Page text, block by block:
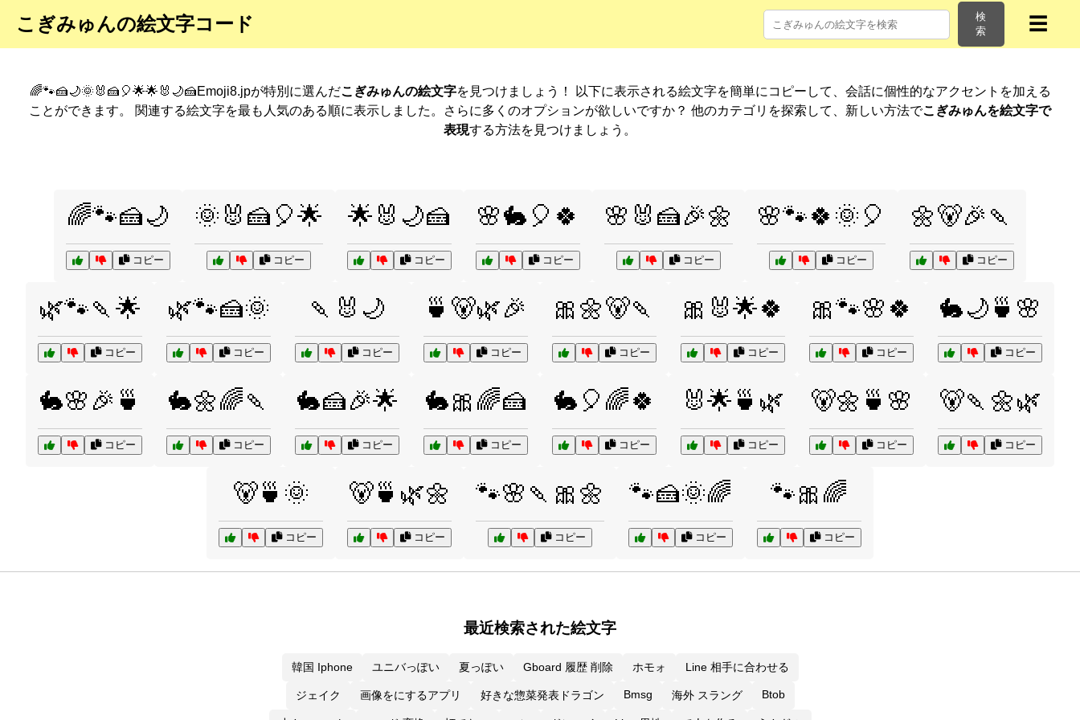
こぎみゅんの絵文字コード
検
索
☰
🌈🐾🍰🌙🌞🐰🍰🎈🌟🌟🐰🌙🍰Emoji8.jpが特別に選んだこぎみゅんの絵文字を見つけましょう！ 以下に表示される絵文字を簡単にコピーして、会話に個性的なアクセントを加える
ことができます。 関連する絵文字を最も人気のある順に表示しました。さらに多くのオプションが欲しいですか？ 他のカテゴリを探索して、新しい方法でこぎみゅんを絵文字で
表現する方法を見つけましょう。
🌈🐾🍰🌙
コピー
🌞🐰🍰🎈🌟
コピー
🌟🐰🌙🍰
コピー
🌸🐇🎈🍀
コピー
🌸🐰🍰🎉🌼
コピー
🌸🐾🍀🌞🎈
コピー
🌼🐻🎉🍡
コピー
🌿🐾🍡🌟
コピー
🌿🐾🍰🌞
コピー
🍡🐰🌙
コピー
🍵🐻🌿🎉
コピー
🎀🌼🐻🍡
コピー
🎀🐰🌟🍀
コピー
🎀🐾🌸🍀
コピー
🐇🌙🍵🌸
コピー
🐇🌸🎉🍵
コピー
🐇🌼🌈🍡
コピー
🐇🍰🎉🌟
コピー
🐇🎀🌈🍰
コピー
🐇🎈🌈🍀
コピー
🐰🌟🍵🌿
コピー
🐻🌼🍵🌸
コピー
🐻🍡🌼🌿
コピー
🐻🍵🌞
コピー
🐻🍵🌿🌼
コピー
🐾🌸🍡🎀🌼
コピー
🐾🍰🌞🌈
コピー
🐾🎀🌈
コピー
最近検索された絵文字
韓国 Iphone ユニバっぽい 夏っぽい Gboard 履歴 削除 ホモォ Line 相手に合わせる
ジェイク 画像をにするアプリ 好きな惣菜発表ドラゴン Bmsg 海外 スラング Btob